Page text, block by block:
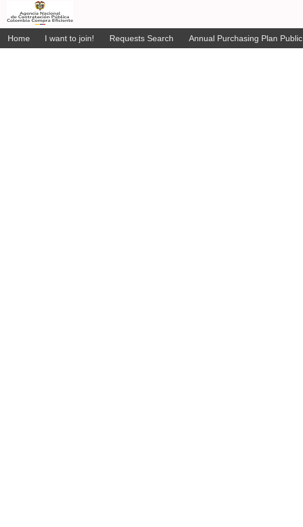
Home I want to join! Requests Search Annual Purchasing Plan Public